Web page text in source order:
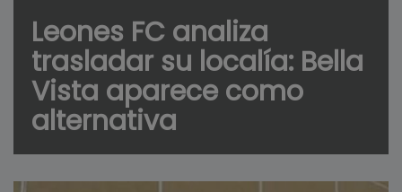
Leones FC analiza
trasladar su localía: Bella
Vista aparece como
alternativa